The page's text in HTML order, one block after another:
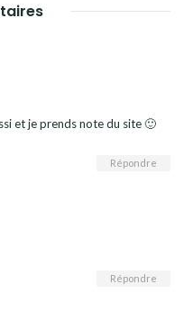
et je prends note du site 🙂
Répondre
Répondre